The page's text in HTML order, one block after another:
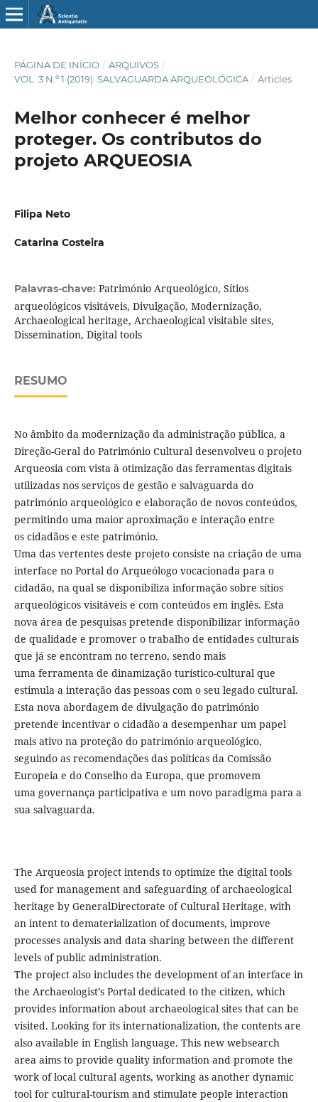
PÁGINA DE INÍCIO / ARQUIVOS /
VOL. 3 N.º 1 (2019): SALVAGUARDA ARQUEOLÓGICA / Articles
Melhor conhecer é melhor
proteger. Os contributos do
projeto ARQUEOSIA
Filipa Neto
Catarina Costeira
Palavras-chave: Património Arqueológico, Sítios
arqueológicos visitáveis, Divulgação, Modernização,
Archaeological heritage, Archaeological visitable sites,
Dissemination, Digital tools
RESUMO
No âmbito da modernização da administração pública, a
Direção-Geral do Património Cultural desenvolveu o projeto
Arqueosia com vista à otimização das ferramentas digitais
utilizadas nos serviços de gestão e salvaguarda do
património arqueológico e elaboração de novos conteúdos,
permitindo uma maior aproximação e interação entre
os cidadãos e este património.
Uma das vertentes deste projeto consiste na criação de uma
interface no Portal do Arqueólogo vocacionada para o
cidadão, na qual se disponibiliza informação sobre sítios
arqueológicos visitáveis e com conteúdos em inglês. Esta
nova área de pesquisas pretende disponibilizar informação
de qualidade e promover o trabalho de entidades culturais
que já se encontram no terreno, sendo mais
uma ferramenta de dinamização turístico-cultural que
estimula a interação das pessoas com o seu legado cultural.
Esta nova abordagem de divulgação do património
pretende incentivar o cidadão a desempenhar um papel
mais ativo na proteção do património arqueológico,
seguindo as recomendações das políticas da Comissão
Europeia e do Conselho da Europa, que promovem
uma governança participativa e um novo paradigma para a
sua salvaguarda.
The Arqueosia project intends to optimize the digital tools
used for management and safeguarding of archaeological
heritage by GeneralDirectorate of Cultural Heritage, with
an intent to dematerialization of documents, improve
processes analysis and data sharing between the different
levels of public administration.
The project also includes the development of an interface in
the Archaeologist’s Portal dedicated to the citizen, which
provides information about archaeological sites that can be
visited. Looking for its internationalization, the contents are
also available in English language. This new websearch
area aims to provide quality information and promote the
work of local cultural agents, working as another dynamic
tool for cultural-tourism and stimulate people interaction